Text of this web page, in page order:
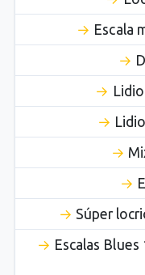
Escala
Súper
Escalas